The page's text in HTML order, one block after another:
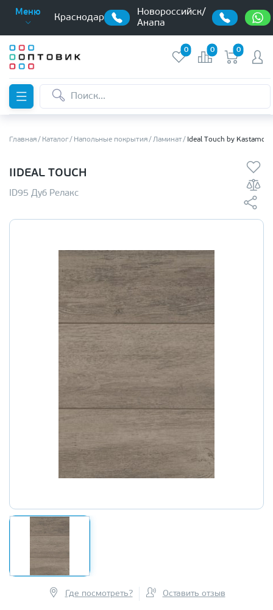
Меню
Краснодар
Новороссийск/
Анапа
0 0 0
Главная Каталог Напольные покрытия Ламинат Ideal Touch by
IIDEAL TOUCH
ID95 Дуб Релакс
Где посмотреть? Оставить отзыв